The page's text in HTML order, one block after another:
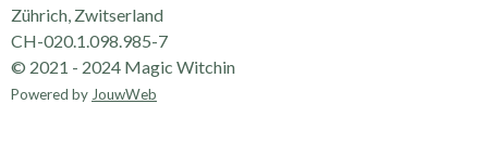
Zührich, Zwitserland
CH-020.1.098.985-7
© 2021 - 2024 Magic Witchin
Powered by JouwWeb